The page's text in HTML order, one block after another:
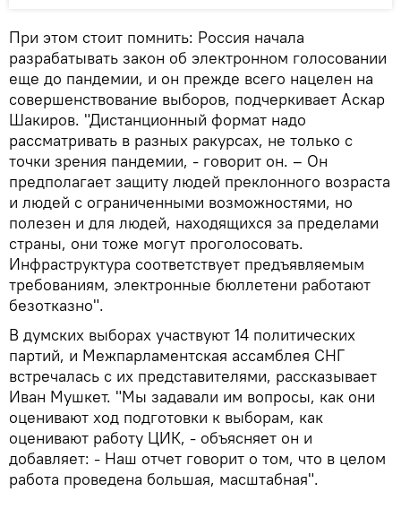
При этом стоит помнить: Россия начала
разрабатывать закон об электронном голосовании
еще до пандемии, и он прежде всего нацелен на
совершенствование выборов, подчеркивает Аскар
Шакиров. "Дистанционный формат надо
рассматривать в разных ракурсах, не только с
точки зрения пандемии, - говорит он. – Он
предполагает защиту людей преклонного возраста
и людей с ограниченными возможностями, но
полезен и для людей, находящихся за пределами
страны, они тоже могут проголосовать.
Инфраструктура соответствует предъявляемым
требованиям, электронные бюллетени работают
безотказно".
В думских выборах участвуют 14 политических
партий, и Межпарламентская ассамблея СНГ
встречалась с их представителями, рассказывает
Иван Мушкет. "Мы задавали им вопросы, как они
оценивают ход подготовки к выборам, как
оценивают работу ЦИК, - объясняет он и
добавляет: - Наш отчет говорит о том, что в целом
работа проведена большая, масштабная".